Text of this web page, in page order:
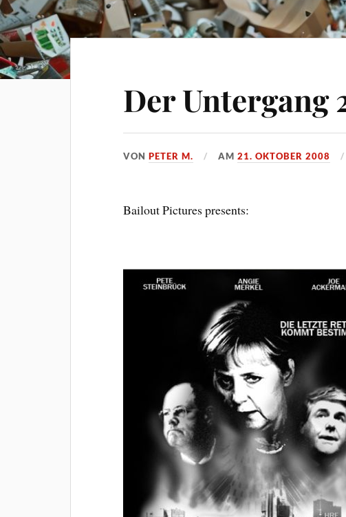
Der Untergang
VONPETER M. AM21. OKTOBER 2008
Bailout Pictures presents: